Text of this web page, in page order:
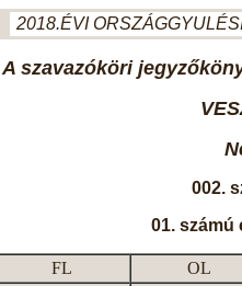
2018.ÉVI
A szavazóköri
002.
01. számú
FL
OL